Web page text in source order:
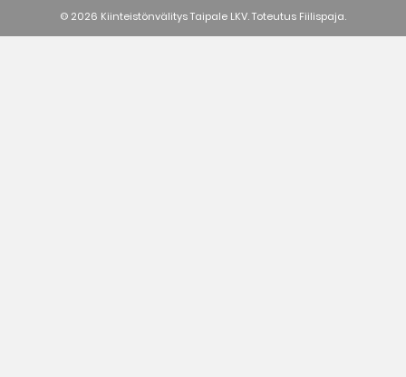
© 2026 Kiinteistönvälitys Taipale LKV. Toteutus Fiilispaja.